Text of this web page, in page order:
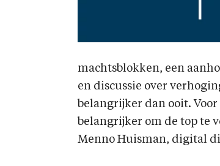
machtsblokken, een
en discussie over
belangrijker dan ooit.
belangrijker om de top te
Menno Huisman, digital